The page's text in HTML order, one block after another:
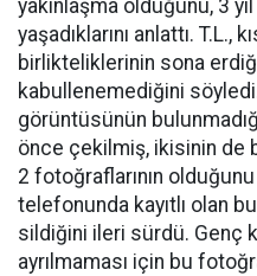
yakınlaşma olduğunu, 3
yaşadıklarını anlattı. T.L.,
birlikteliklerinin sona
kabullenemediğini
görüntüsünün
önce çekilmiş, ikisinin de
2 fotoğraflarının olduğunu
telefonunda kayıtlı olan
sildiğini ileri sürdü. Genç
ayrılmaması için bu